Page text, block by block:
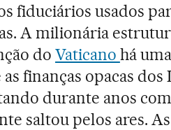
fiduciários usados
A milionária
doVaticano há
as finanças opacas
durante anos
saltou pelos ares.